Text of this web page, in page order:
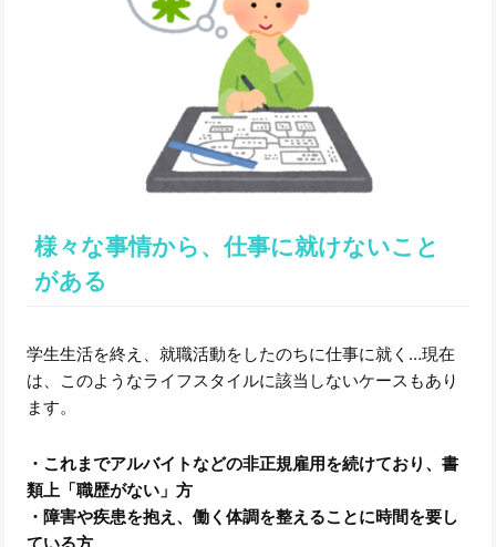
様々な事情から、仕事に就けないこと
がある
学生生活を終え、就職活動をしたのちに仕事に就く…現在
は、このようなライフスタイルに該当しないケースもあり
ます。
・これまでアルバイトなどの非正規雇用を続けており、書
類上「職歴がない」方
・障害や疾患を抱え、働く体調を整えることに時間を要し
ている方